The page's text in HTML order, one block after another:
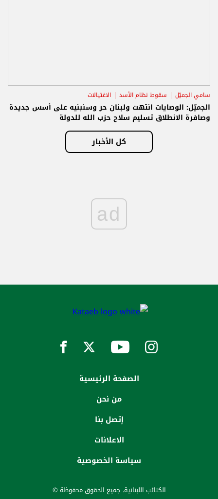
سامي الجميّل سقوط نظام الأسد الاغتيالات
الجميّل: الوصايات انتهت ولبنان حر وسنبنيه على أسس جديدة
وصافرة الانطلاق تسليم سلاح حزب الله للدولة
كل الأخبار
ad
الصفحة الرئيسية
من نحن
إتصل بنا
الاعلانات
سياسة الخصوصية
الكتائب اللبنانية. جميع الحقوق محفوظة ©